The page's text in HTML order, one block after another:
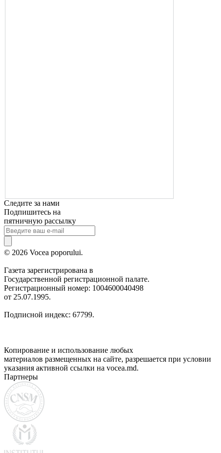
Следите за нами
Подпишитесь на
пятничную рассылку
© 2026 Vocea poporului.
Газета зарегистрирована в
Государственной регистрационной палате.
Регистрационный номер: 1004600040498
от 25.07.1995.
Подписной индекс: 67799.
Копирование и использование любых
материалов размещенных на сайте, разрешается при условии
указания активной ссылки на vocea.md.
Партнеры